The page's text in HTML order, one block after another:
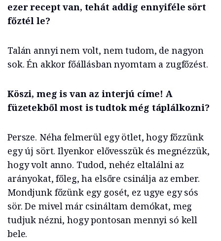
ezer recept van, tehát addig ennyiféle sört
főztél le?
Talán annyi nem volt, nem tudom, de nagyon
sok. Én akkor főállásban nyomtam a zugfőzést.
Köszi, meg is van az interjú címe! A
füzetekből most is tudtok még táplálkozni?
Persze. Néha felmerül egy ötlet, hogy főzzünk
egy új sört. Ilyenkor elővesszük és megnézzük,
hogy volt anno. Tudod, nehéz eltalálni az
arányokat, főleg, ha elsőre csinálja az ember.
Mondjunk főzünk egy gosét, ez ugye egy sós
sör. De mivel már csináltam demókat, meg
tudjuk nézni, hogy pontosan mennyi só kell
bele.